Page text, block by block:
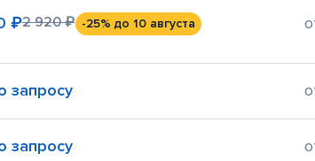
₽2 920 ₽ -25% до 10 августа
запросу
запросу